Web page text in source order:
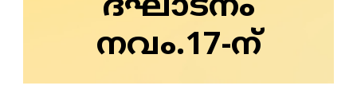
ദ്ഘാടനം
നവം.17-ന്